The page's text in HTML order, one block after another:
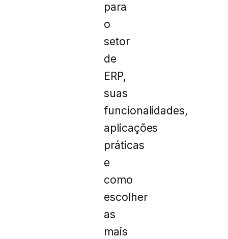
para
o
setor
de
ERP,
suas
funcionalidades,
aplicações
práticas
e
como
escolher
as
mais